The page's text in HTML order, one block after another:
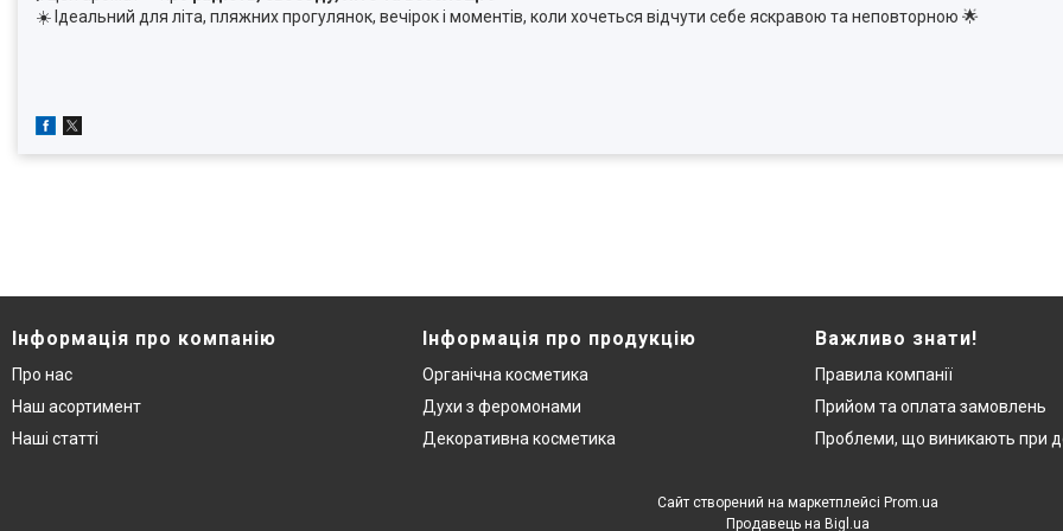
☀️ Ідеальний для літа, пляжних прогулянок, вечірок і моментів, коли хочеться відчути себе яскравою та неповторною 🌟
Інформація про компанію
Про нас
Наш асортимент
Наші статті
Інформація про продукцію
Органічна косметика
Духи з феромонами
Декоративна косметика
Важливо знати!
Правила компанії
Прийом та оплата замовлень
Проблеми, що виникають при
Сайт створений на маркетплейсі Prom.ua
Продавець на Bigl.ua